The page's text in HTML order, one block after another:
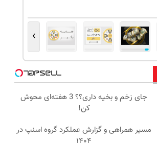
›
جای زخم و بخیه داری؟؟ 3 هفته‌ای محوش
کن!
مسیر همراهی و گزارش عملکرد گروه اسنپ در